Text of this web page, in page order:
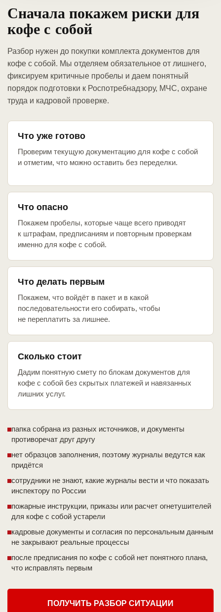
Сначала покажем риски для
кофе с собой
Разбор нужен до покупки комплекта документов для
кофе с собой. Мы отделяем обязательное от лишнего,
фиксируем критичные пробелы и даем понятный
порядок подготовки к Роспотребнадзору, МЧС, охране
труда и кадровой проверке.
Что уже готово
Проверим текущую документацию для кофе с собой
и отметим, что можно оставить без переделки.
Что опасно
Покажем пробелы, которые чаще всего приводят
к штрафам, предписаниям и повторным проверкам
именно для кофе с собой.
Что делать первым
Покажем, что войдёт в пакет и в какой
последовательности его собирать, чтобы
не переплатить за лишнее.
Сколько стоит
Дадим понятную смету по блокам документов для
кофе с собой без скрытых платежей и навязанных
лишних услуг.
папка собрана из разных источников, и документы
противоречат друг другу
нет образцов заполнения, поэтому журналы ведутся как
придётся
сотрудники не знают, какие журналы вести и что показать
инспектору по России
пожарные инструкции, приказы или расчет огнетушителей
для кофе с собой устарели
кадровые документы и согласия по персональным данным
не закрывают реальные процессы
после предписания по кофе с собой нет понятного плана,
что исправлять первым
ПОЛУЧИТЬ РАЗБОР СИТУАЦИИ